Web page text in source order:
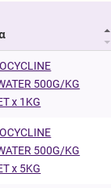
500G/KG
x 1KG
500G/KG
x 5KG